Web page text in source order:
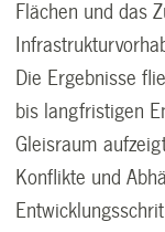
Flächen und das
Die Ergebnisse
bis langfristigen
Gleisraum
Konflikte und